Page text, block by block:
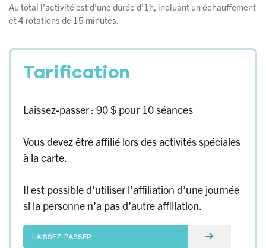
Au total l’activité est d’une durée d’1h, incluant un échauffement
et 4 rotations de 15 minutes.
Tarification
Laissez-passer : 90 $ pour 10 séances
Vous devez être affilié lors des activités spéciales
à la carte.
Il est possible d’utiliser l’affiliation d’une journée
si la personne n’a pas d’autre affiliation.
LAISSEZ-PASSER